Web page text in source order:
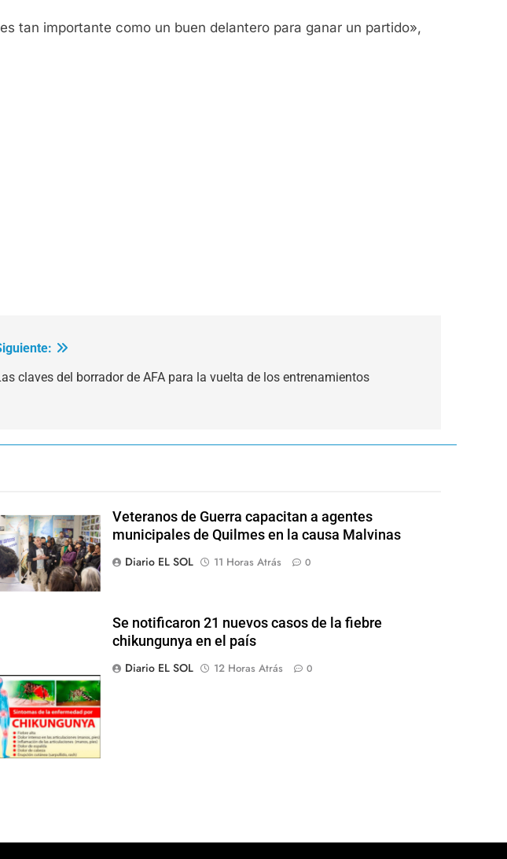
tan importante como un buen delantero para ganar un partido»,
claves del borrador de AFA para la vuelta de los entrenamientos
Veteranos de Guerra capacitan a agentes
municipales de Quilmes en la causa Malvinas
Diario EL SOL
11 Horas Atrás 0
Se notificaron 21 nuevos casos de la fiebre
chikungunya en el país
Diario EL SOL
12 Horas Atrás 0